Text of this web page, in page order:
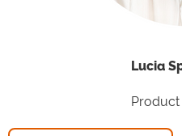
Lucia
Product